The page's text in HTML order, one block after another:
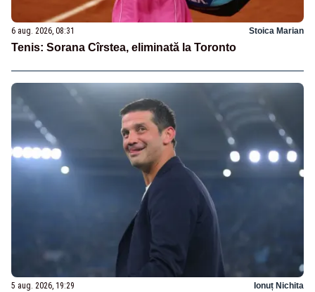
6 aug. 2026, 08:31 Stoica Marian
Tenis: Sorana Cîrstea, eliminată la Toronto
5 aug. 2026, 19:29 Ionuț Nichita